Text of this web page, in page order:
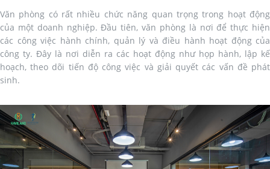
Văn phòng có rất nhiều chức năng quan trọng trong hoạt động
của một doanh nghiệp. Đầu tiên, văn phòng là nơi để thực hiện
các công việc hành chính, quản lý và điều hành hoạt động của
công ty. Đây là nơi diễn ra các hoạt động như họp hành, lập kế
hoạch, theo dõi tiến độ công việc và giải quyết các vấn đề phát
sinh.